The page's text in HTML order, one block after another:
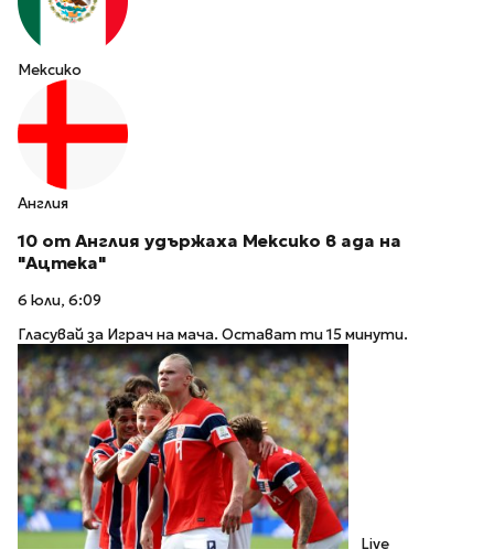
Мексико
Англия
10 от Англия удържаха Мексико в ада на
"Ацтека"
6 юли, 6:09
Гласувай за Играч на мача. Остават ти 15 минути.
Live